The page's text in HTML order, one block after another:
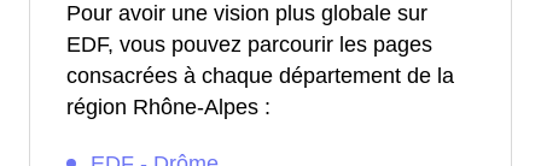
Pour avoir une vision plus globale sur
EDF, vous pouvez parcourir les pages
consacrées à chaque département de la
région Rhône-Alpes :